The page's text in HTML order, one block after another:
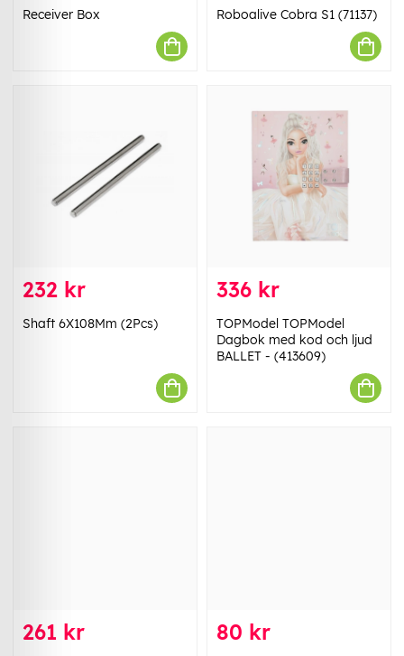
Receiver Box Roboalive Cobra S1 (71137)
232 kr
Shaft 6X108Mm (2Pcs)
336 kr
TOPModel TOPModel
Dagbok med kod och ljud
BALLET - (413609)
261 kr 80 kr